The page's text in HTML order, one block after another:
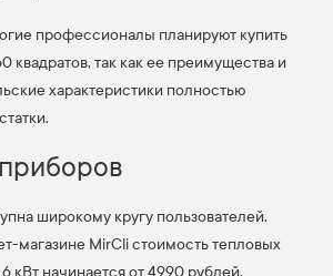
профессионалы планируют купить
квадратов, так как ее преимущества и
характеристики полностью
широкому кругу пользователей.
магазине MirCli стоимость тепловых
кВт начинается от 4990 рублей.